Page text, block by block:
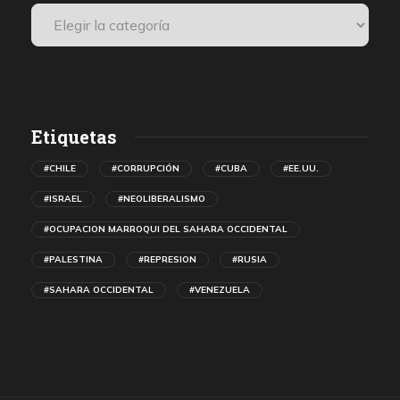
Etiquetas
#CHILE #CORRUPCIÓN #CUBA #EE.UU.
#ISRAEL #NEOLIBERALISMO
#OCUPACION MARROQUI DEL SAHARA OCCIDENTAL
#PALESTINA #REPRESION #RUSIA
#SAHARA OCCIDENTAL #VENEZUELA